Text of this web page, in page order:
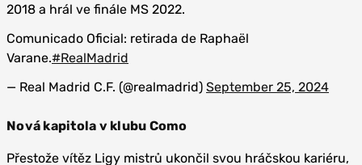
2018 a hrál ve finále MS 2022.
Comunicado Oficial: retirada de Raphaël
Varane.#RealMadrid
— Real Madrid C.F. (@realmadrid) September 25, 2024
Nová kapitola v klubu Como
Přestože vítěz Ligy mistrů ukončil svou hráčskou kariéru,